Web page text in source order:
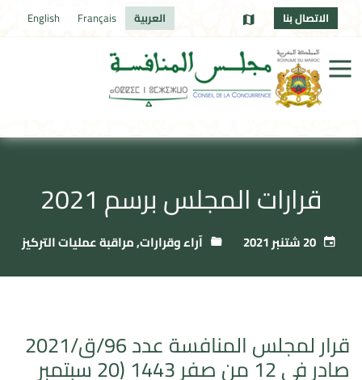
الاتصال بنا العربية Français
English
قرارات المجلس برسم 2021
20 شتنبر 2021 آراء وقرارات,مراقبة عمليات التركيز
قرار لمجلس المنافسة عدد 96/ق/2021
صادر في 12 من صفر 1443 (20 سبتمبر